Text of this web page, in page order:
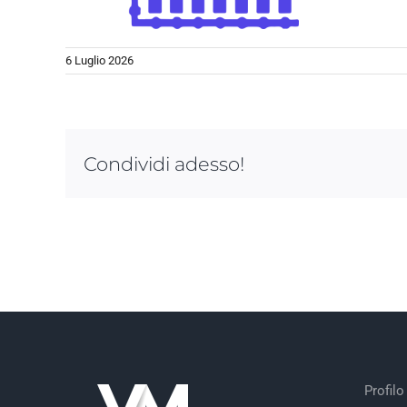
6 Luglio 2026
Condividi adesso!
Profilo